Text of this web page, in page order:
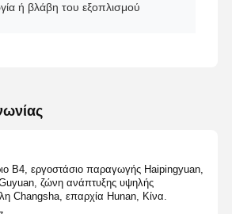
ή βλάβη του εξοπλισμού
Β4, εργοστάσιο παραγωγής Haipingyuan,
ζώνη ανάπτυξης υψηλής
Changsha, επαρχία Hunan, Κίνα.